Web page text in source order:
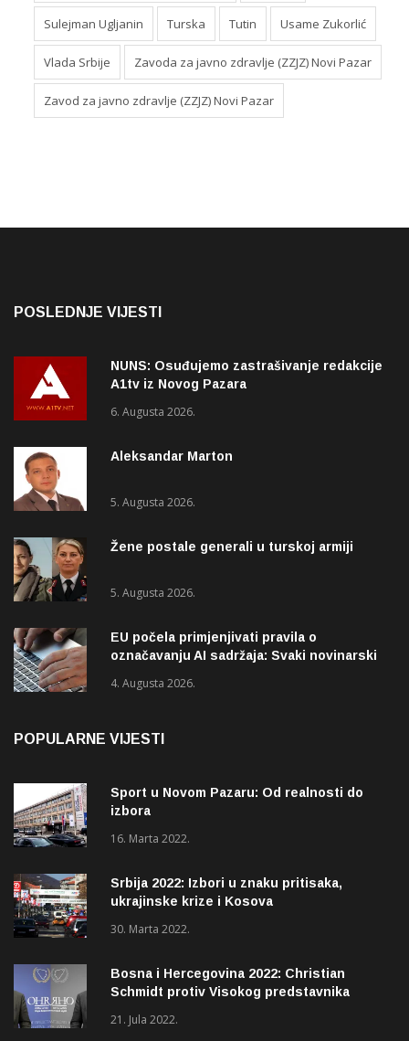
Sulejman Ugljanin Turska Tutin Usame Zukorlić
Vlada Srbije Zavoda za javno zdravlje (ZZJZ) Novi Pazar
Zavod za javno zdravlje (ZZJZ) Novi Pazar
POSLEDNJE VIJESTI
NUNS: Osuđujemo zastrašivanje redakcije
A1tv iz Novog Pazara
6. Augusta 2026.
Aleksandar Marton
5. Augusta 2026.
Žene postale generali u turskoj armiji
5. Augusta 2026.
EU počela primjenjivati pravila o
označavanju AI sadržaja: Svaki novinarski
4. Augusta 2026.
POPULARNE VIJESTI
Sport u Novom Pazaru: Od realnosti do
izbora
16. Marta 2022.
Srbija 2022: Izbori u znaku pritisaka,
ukrajinske krize i Kosova
30. Marta 2022.
Bosna i Hercegovina 2022: Christian
Schmidt protiv Visokog predstavnika
21. Jula 2022.